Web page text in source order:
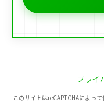
プライ
このサイトはreCAPTCHAによっ